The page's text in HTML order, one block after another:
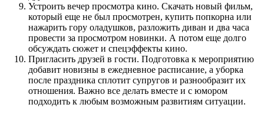
Устроить вечер просмотра кино. Скачать новый фильм,
который еще не был просмотрен, купить попкорна или
нажарить гору оладушков, разложить диван и два часа
провести за просмотром новинки. А потом еще долго
обсуждать сюжет и спецэффекты кино.
Пригласить друзей в гости. Подготовка к мероприятию
добавит новизны в ежедневное расписание, а уборка
после праздника сплотит супругов и разнообразит их
отношения. Важно все делать вместе и с юмором
подходить к любым возможным развитиям ситуации.